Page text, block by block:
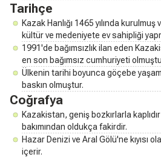
Tarihçe
Kazak Hanlığı 1465 yılında
kültür ve medeniyete ev sahipliği
1991'de bağımsızlık ilan eden
en son bağımsız cumhuriyeti
Ülkenin tarihi boyunca göçebe
baskın olmuştur.
Coğrafya
Kazakistan, geniş bozkırlarla
bakımından oldukça fakirdir.
Hazar Denizi ve Aral Gölü'ne kıyısı
içerir.